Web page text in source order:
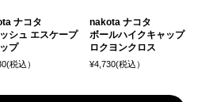
ナコタ
シュ エスケープ
プ
税込）
nakota ナコタ
ボールハイクキャップ
ロクヨンクロス
¥4,730(税込）